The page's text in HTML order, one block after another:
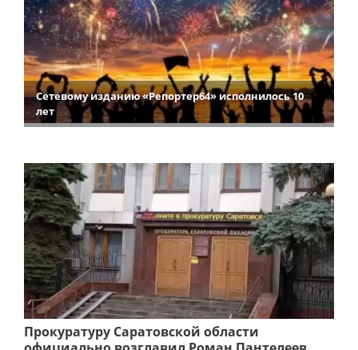
Сетевому изданию «Репортер64» исполнилось 10
лет
Прокуратуру Саратовской области